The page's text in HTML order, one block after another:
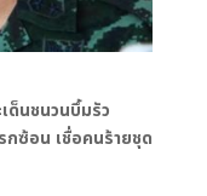
ด็นชนวนบึ้มรัว
กซ้อน เชื่อคนร้ายชุด